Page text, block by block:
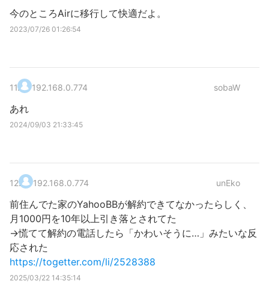
今のところAirに移行して快適だよ。
2023/07/26 01:26:54
11. 192.168.0.774 sobaW
あれ
2024/09/03 21:33:45
12. 192.168.0.774 unEko
前住んでた家のYahooBBが解約できてなかったらしく、
月1000円を10年以上引き落とされてた
→慌てて解約の電話したら「かわいそうに…」みたいな反
応された
https://togetter.com/li/2528388
2025/03/22 14:35:14